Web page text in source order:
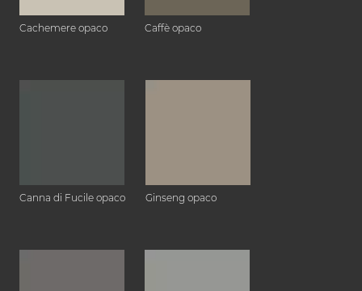
Cachemere opaco Caffè opaco
Canna di Fucile opaco Ginseng opaco